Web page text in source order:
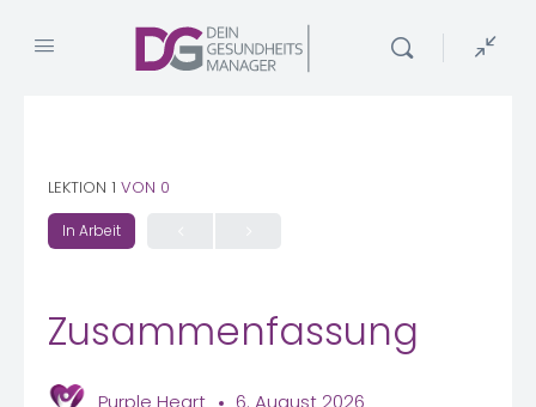
LEKTION 1 VON 0
In Arbeit
Zusammenfassung
Purple Heart 6. August 2026